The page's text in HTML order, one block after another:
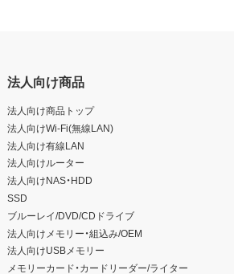
法人向け商品
法人向け商品トップ
法人向けWi-Fi(無線LAN)
法人向け有線LAN
法人向けルーター
法人向けNAS・HDD
SSD
ブルーレイ/DVD/CDドライブ
法人向けメモリー・組込み/OEM
法人向けUSBメモリー
メモリーカード・カードリーダー/ライター